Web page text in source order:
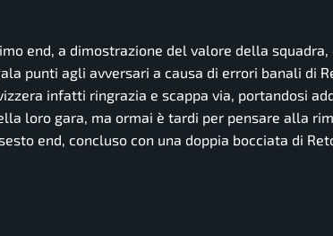
end, a dimostrazione del valore della squadra,
punti agli avversari a causa di errori banali di
infatti ringrazia e scappa via, portandosi
loro gara, ma ormai è tardi per pensare alla
end, concluso con una doppia bocciata di